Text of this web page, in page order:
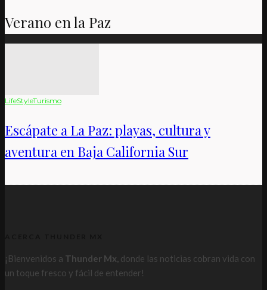
Verano en la Paz
LifeStyleTurismo
Escápate a La Paz: playas, cultura y
aventura en Baja California Sur
¡Bienvenidos a Thunder Mx, donde las noticias cobran vida con
un toque fresco y fácil de entender!